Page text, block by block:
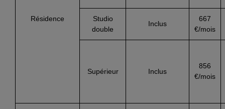
Résidence
Studio
double
Inclus
667
€/mois
Supérieur Inclus
856
€/mois